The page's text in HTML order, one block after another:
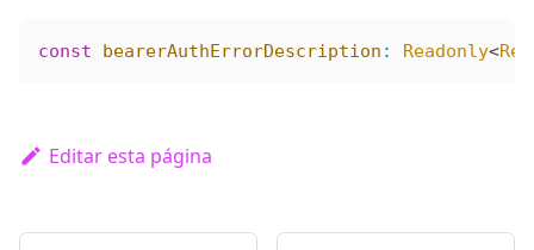
const bearerAuthErrorDescription : Readonly<
Editar esta página